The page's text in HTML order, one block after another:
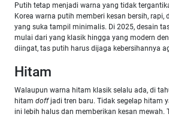
Putih tetap menjadi warna yang tidak
Korea warna putih memberi kesan bersih, rapi,
yang suka tampil minimalis. Di 2025, desain
mulai dari yang klasik hingga yang modern
diingat, tas putih harus dijaga kebersihannya
Hitam
Walaupun warna hitam klasik selalu ada, di
hitam doffjadi tren baru. Tidak segelap hitam
ini lebih halus dan memberikan kesan mewah.